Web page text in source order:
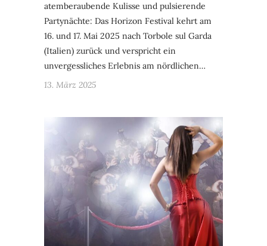
atemberaubende Kulisse und pulsierende
Partynächte: Das Horizon Festival kehrt am
16. und 17. Mai 2025 nach Torbole sul Garda
(Italien) zurück und verspricht ein
unvergessliches Erlebnis am nördlichen…
13. März 2025